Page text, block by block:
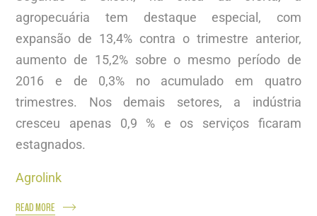
agropecuária tem destaque especial, com
expansão de 13,4% contra o trimestre anterior,
aumento de 15,2% sobre o mesmo período de
2016 e de 0,3% no acumulado em quatro
trimestres. Nos demais setores, a indústria
cresceu apenas 0,9 % e os serviços ficaram
estagnados.
Agrolink
READ MORE